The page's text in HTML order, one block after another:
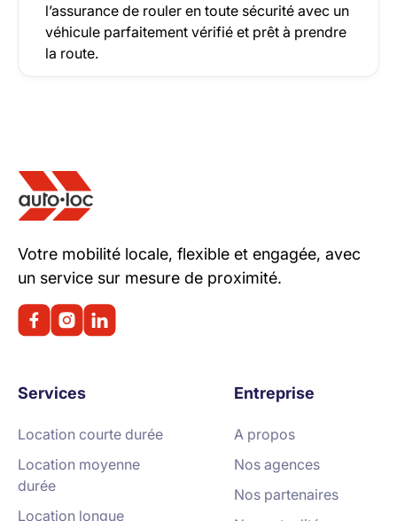
l’assurance de rouler en toute sécurité avec un
véhicule parfaitement vérifié et prêt à prendre
la route.
Votre mobilité locale, flexible et engagée, avec
un service sur mesure de proximité.
Services
Location courte durée
Location moyenne
durée
Location longue
Entreprise
A propos
Nos agences
Nos partenaires